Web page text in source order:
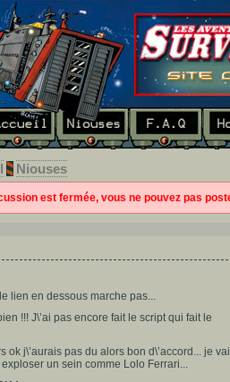
Niouses
est fermée, vous ne pouvez pas
lien en dessous marche pas...
!!! J\’ai pas encore fait le script qui fait le
ok j\’aurais pas du alors bon d\’accord... je
un sein comme Lolo Ferrari...